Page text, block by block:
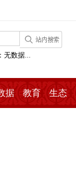
无数据...
据 教育 生态